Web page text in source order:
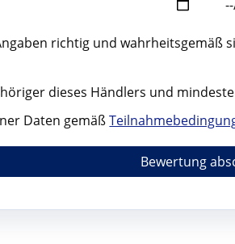
richtig und wahrheitsgemäß
dieses Händlers und
Daten gemäß
Bewertung